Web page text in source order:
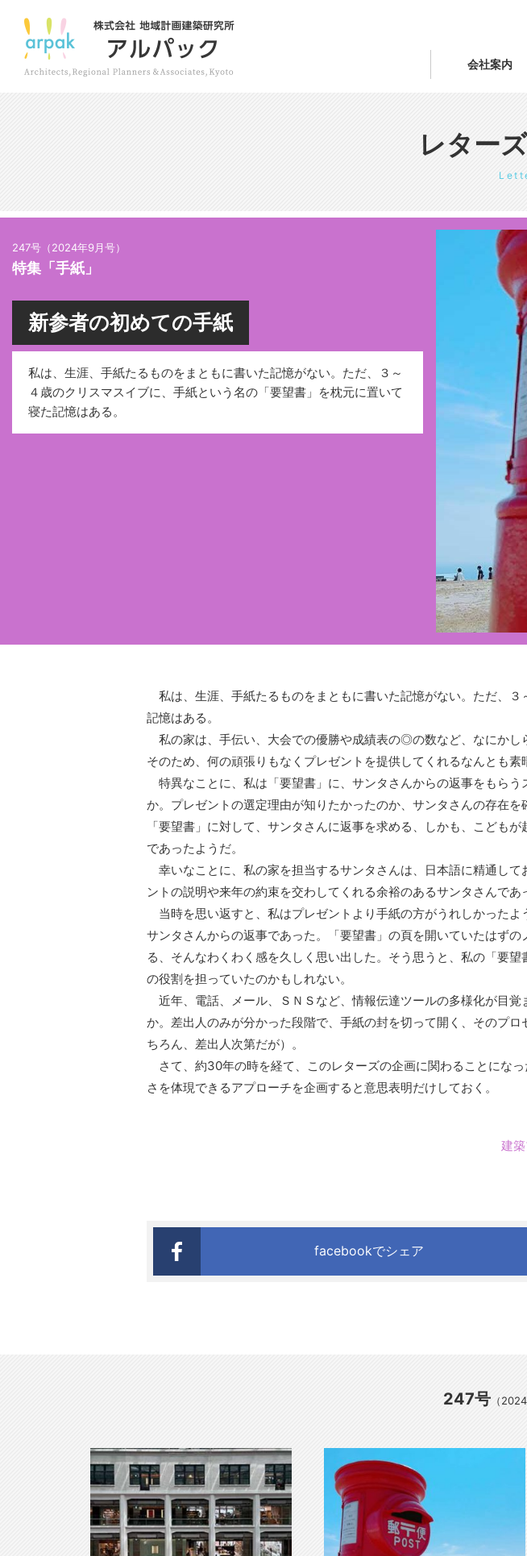
会社案内
レター
247号（2024年9月号）
特集「手紙」
新参者の初めての手紙
私は、生涯、手紙たるものをまともに書いた記憶がない。ただ、３～
４歳のクリスマスイブに、手紙という名の「要望書」を枕元に置いて
寝た記憶はある。
私は、生涯、手紙たるものをまともに書いた記憶がない。ただ、
記憶はある。
私の家は、手伝い、大会での優勝や成績表の◎の数など、なにかし
そのため、何の頑張りもなくプレゼントを提供してくれるなんとも
特異なことに、私は「要望書」に、サンタさんからの返事をもら
か。プレゼントの選定理由が知りたかったのか、サンタさんの存在
「要望書」に対して、サンタさんに返事を求める、しかも、こども
であったようだ。
幸いなことに、私の家を担当するサンタさんは、日本語に精通し
ントの説明や来年の約束を交わしてくれる余裕のあるサンタさんであ
当時を思い返すと、私はプレゼントより手紙の方がうれしかったよ
サンタさんからの返事であった。「要望書」の頁を開いていたはず
る、そんなわくわく感を久しく思い出した。そう思うと、私の「要
の役割を担っていたのかもしれない。
近年、電話、メール、ＳＮＳなど、情報伝達ツールの多様化が目
か。差出人のみが分かった段階で、手紙の封を切って開く、そのプ
ちろん、差出人次第だが）。
さて、約30年の時を経て、このレターズの企画に関わることにな
さを体現できるアプローチを企画すると意思表明だけしておく。
建
facebookでシェア
247号 （